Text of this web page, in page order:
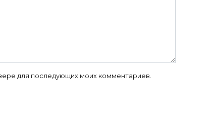
для последующих моих комментариев.